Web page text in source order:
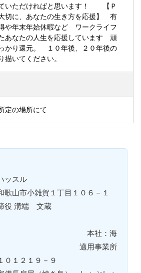
いただければと思います！ 【Ｐ
切に、あなたの生き方を応援】 有
や年末年始休暇など ワークライフ
あなたの人生を応援しています 頑
かり還元。 １０年後、２０年後の
描いてください。
定の場所にて
ッスル
歌山市小雑賀１丁目１０６－１
役 溝端 文蔵
社：海
用事業所
０１２１９－９